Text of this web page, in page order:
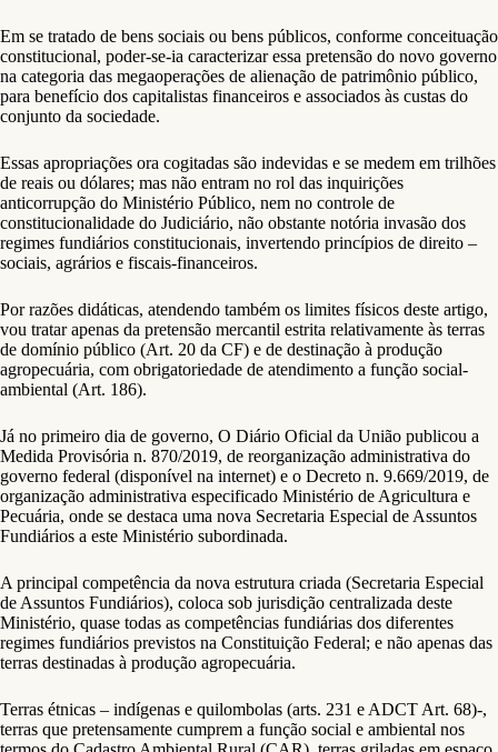
Em se tratado de bens sociais ou bens públicos, conforme conceituação
constitucional, poder-se-ia caracterizar essa pretensão do novo governo
na categoria das megaoperações de alienação de patrimônio público,
para benefício dos capitalistas financeiros e associados às custas do
conjunto da sociedade.
Essas apropriações ora cogitadas são indevidas e se medem em trilhões
de reais ou dólares; mas não entram no rol das inquirições
anticorrupção do Ministério Público, nem no controle de
constitucionalidade do Judiciário, não obstante notória invasão dos
regimes fundiários constitucionais, invertendo princípios de direito –
sociais, agrários e fiscais-financeiros.
Por razões didáticas, atendendo também os limites físicos deste artigo,
vou tratar apenas da pretensão mercantil estrita relativamente às terras
de domínio público (Art. 20 da CF) e de destinação à produção
agropecuária, com obrigatoriedade de atendimento a função social-
ambiental (Art. 186).
Já no primeiro dia de governo, O Diário Oficial da União publicou a
Medida Provisória n. 870/2019, de reorganização administrativa do
governo federal (disponível na internet) e o Decreto n. 9.669/2019, de
organização administrativa especificado Ministério de Agricultura e
Pecuária, onde se destaca uma nova Secretaria Especial de Assuntos
Fundiários a este Ministério subordinada.
A principal competência da nova estrutura criada (Secretaria Especial
de Assuntos Fundiários), coloca sob jurisdição centralizada deste
Ministério, quase todas as competências fundiárias dos diferentes
regimes fundiários previstos na Constituição Federal; e não apenas das
terras destinadas à produção agropecuária.
Terras étnicas – indígenas e quilombolas (arts. 231 e ADCT Art. 68)-,
terras que pretensamente cumprem a função social e ambiental nos